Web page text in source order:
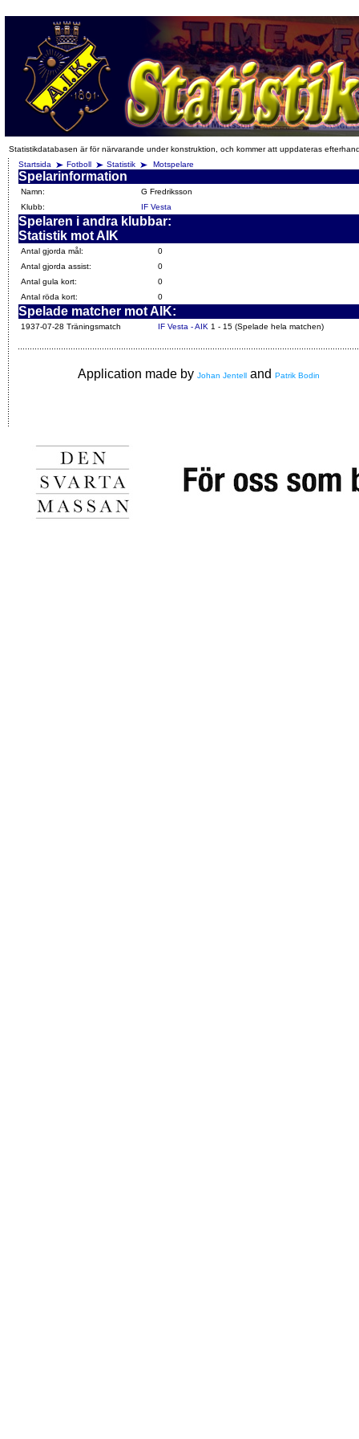
Statistikdatabasen är för närvarande under konstruktion, och kommer att uppdateras
Startsida
Fotboll Statistik Motspelare
Spelarinformation
Namn:
G Fredriksson
Klubb:
IF Vesta
Spelaren i andra klubbar:
Statistik mot AIK
Antal gjorda mål:
0
Antal gjorda assist:
0
Antal gula kort:
0
Antal röda kort:
0
Spelade matcher mot AIK:
1937-07-28 Träningsmatch IF Vesta - AIK 1 - 15 (Spelade hela matchen)
Application made by Johan Jentell and Patrik Bodin